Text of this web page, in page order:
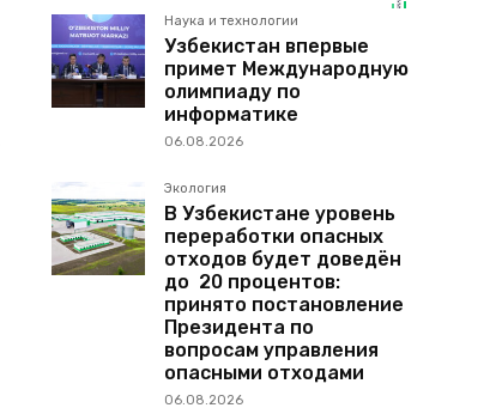
Наука и технологии
Узбекистан впервые
примет Международную
олимпиаду по
информатике
06.08.2026
Экология
В Узбекистане уровень
переработки опасных
отходов будет доведён
до 20 процентов:
принято постановление
Президента по
вопросам управления
опасными отходами
06.08.2026